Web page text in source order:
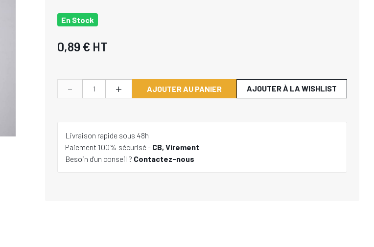
En Stock
0,89 € HT
- + AJOUTER AU PANIER AJOUTER À LA WISHLIST
Livraison rapide sous 48h
Paiement 100% sécurisé - CB, Virement
Besoin d'un conseil ? Contactez-nous